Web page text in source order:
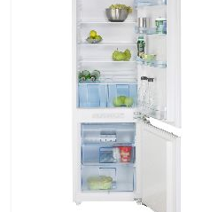
kávovary,
bazény
elektronika
porovnání